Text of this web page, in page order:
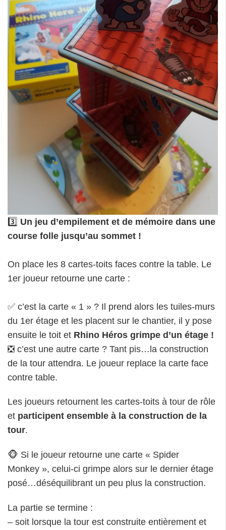
3️⃣ Un jeu d’empilement et de mémoire dans une
course folle jusqu’au sommet !
On place les 8 cartes-toits faces contre la table. Le
1er joueur retourne une carte :
✅ c’est la carte « 1 » ? Il prend alors les tuiles-murs
du 1er étage et les placent sur le chantier, il y pose
ensuite le toit et Rhino Héros grimpe d’un étage !
❎ c’est une autre carte ? Tant pis…la construction
de la tour attendra. Le joueur replace la carte face
contre table.
Les joueurs retournent les cartes-toits à tour de rôle
et participent ensemble à la construction de la
tour.
🐵 Si le joueur retourne une carte « Spider
Monkey », celui-ci grimpe alors sur le dernier étage
posé…déséquilibrant un peu plus la construction.
La partie se termine :
– soit lorsque la tour est construite entièrement et